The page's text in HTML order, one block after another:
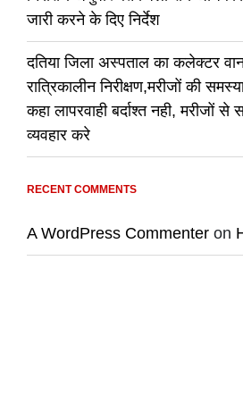
जारी करने के दिए निर्देश
दतिया जिला अस्पताल का कलेक्टर
रात्रिकालीन निरीक्षण,मरीजों की
कहा लापरवाही बर्दाश्त नही, मरीजों से
व्यवहार करे
RECENT COMMENTS
A WordPress Commenter on